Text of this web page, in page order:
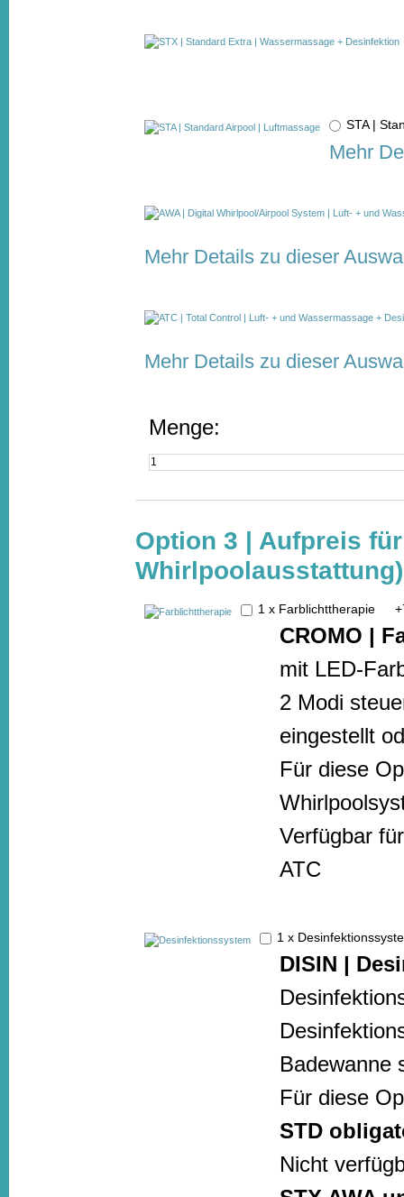
STA |
Mehr
Mehr Details zu dieser
Mehr Details zu dieser
Menge:
Option 3 | Aufpreis
Whirlpoolausstattung)
1 x Farblichttherapie +
CROMO |
mit LED-
2 Modi
eingestellt
Für diese
Verfügbar
ATC
1 x
DISIN |
Badewanne
Für diese
STD
Nicht